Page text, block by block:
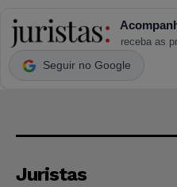
receba as
Seguir no Google
Juristas